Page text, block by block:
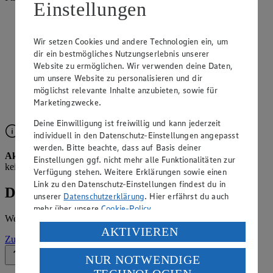
Angebote der Woche im Prospekt
ansehen
Siehe dir die Angebote der Woche deines Marktes im
digitalen Blätterkatalog an.
Prospekt 8011165 im Browser
Ansehen
Aktuell kein Prospekt verfügbar
Leider liegt für diese Woche
kein Prospekt vor.
Details zum Markt
Weitere Informationen – alles auf einem Blick.
Zur Marktseite
Zurück nach oben
Einstellungen
Wir setzen Cookies und andere Technologien ein, um
dir ein bestmögliches Nutzungserlebnis unserer
Website zu ermöglichen. Wir verwenden deine Daten,
um unsere Website zu personalisieren und dir
möglichst relevante Inhalte anzubieten, sowie für
Marketingzwecke.
Deine Einwilligung ist freiwillig und kann jederzeit
individuell in den Datenschutz-Einstellungen angepasst
werden. Bitte beachte, dass auf Basis deiner
Einstellungen ggf. nicht mehr alle Funktionalitäten zur
Verfügung stehen. Weitere Erklärungen sowie einen
Link zu den Datenschutz-Einstellungen findest du in
unserer Datenschutzerklärung. Hier erfährst du auch
mehr über unsereCookie-Policy.
Verarbeitung deiner personenbezogenen Daten in den
USA durch Facebook und YouTube:
Wenn du auf „Aktivieren“ klickst, willigst du im Sinne
AKTIVIEREN
NUR NOTWENDIGE